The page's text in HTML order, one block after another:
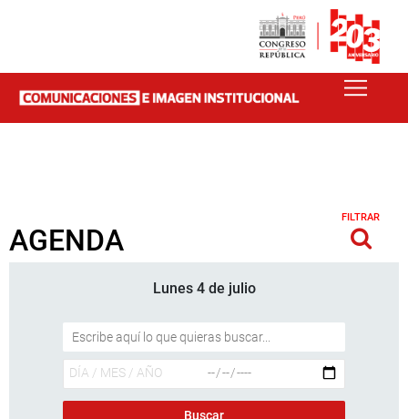
AGENDA
FILTRAR
Lunes 4 de julio